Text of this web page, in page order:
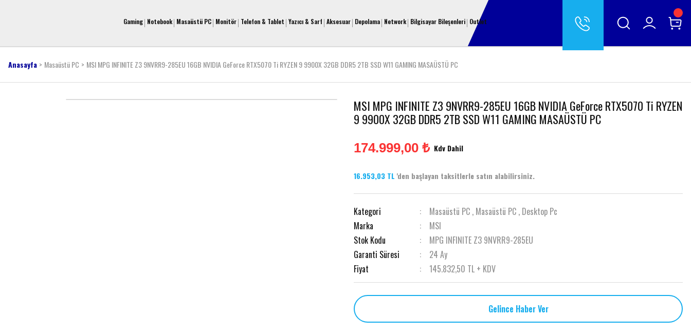
Gaming Notebook Masaüstü PC Monitör Telefon & Tablet Yazıcı & Sarf Aksesuar Depolama Network Bilgisayar Bileşenleri Outlet
Anasayfa Masaüstü PC MSI MPG INFINITE Z3 9NVRR9-285EU 16GB NVIDIA GeForce RTX5070 Ti RYZEN 9 9900X 32GB DDR5 2TB SSD W11 GAMING MASAÜSTÜ PC
MSI MPG INFINITE Z3 9NVRR9-285EU 16GB NVIDIA GeForce RTX5070 Ti RYZEN
9 9900X 32GB DDR5 2TB SSD W11 GAMING MASAÜSTÜ PC
174.999,00 ₺ Kdv Dahil
16.953,03 TL 'den başlayan taksitlerle satın alabilirsiniz.
Kategori Masaüstü PC , Masaüstü PC , Desktop Pc
Marka
MSI
Stok Kodu
MPG INFINITE Z3 9NVRR9-285EU
Garanti Süresi
24 Ay
Fiyat
145.832,50 TL + KDV
Gelince Haber Ver